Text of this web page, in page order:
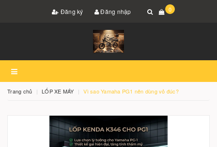
Đăng ký Đăng nhập 0
Trang chủ LỐP XE MÁY Vì sao Yamaha PG1 nên dùng vỏ đúc?